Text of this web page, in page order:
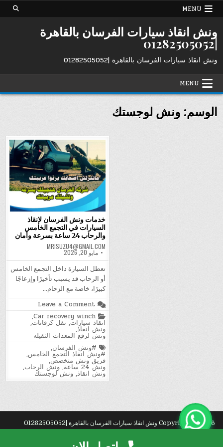
Skip
MENU
ونش انقاذ سيارات الفرسان بالقاهرة
|01282505052
ونش انقاذ سيارات الفرسان بالقاهرة |01282505052
MENU
الوسم: ونش لوجستك
خدمات ونش الفرسان لإنقاذ
السيارات في التجمع الخامس
والرحاب 24 ساعة بسرعة وأمان
MRISUZU4@GMAIL.COM
مايو 20, 2026
تعطل السيارة داخل التجمع الخامس
أو الرحاب قد يسبب تأخيرًا وإزعاجًا
كبيرًا، خاصة مع الزحام…
Leave a Comment
خدمات
ونش
الفرسان
السيارات
في
الخامس
والرحاب
24
ساعة
بسرعة
Posted
in
Car recovery winch
,
انقاذ سيارات, نقل كرفانات,
ونش انقاذ,
ونش لرفع المعدات الثقيله
Tagged
#ونش الفرسان,
#ونش انقاذ التجمع الخامس,
فريق ونش متخصص,
ونش 24 ساعة ,ونش الرحاب,
ونش انقاذ,ونش لوجستك
Copyright © 2026 ونش انقاذ سيارات الفرسان بالقاهرة |01282505052